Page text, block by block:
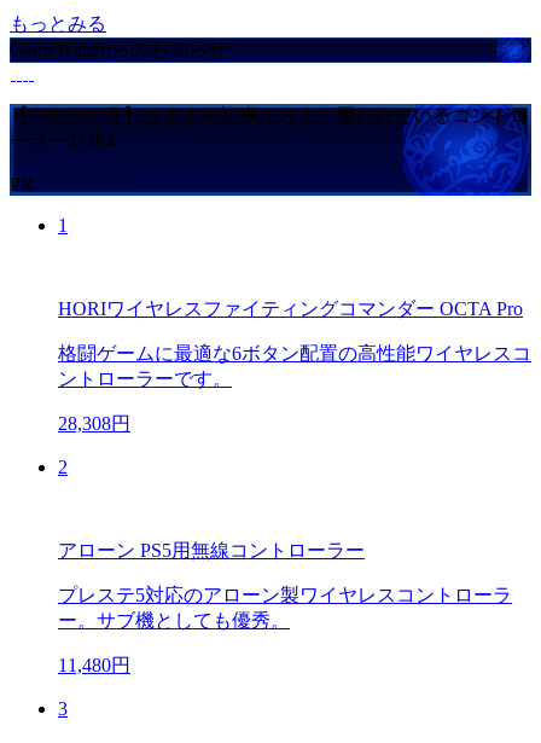
もっとみる
GameWithからのお知らせ
【Amazon7月】おすすめ記事からよく買われているコントロ
ーラーTOP4
PR
1
HORIワイヤレスファイティングコマンダー OCTA Pro
格闘ゲームに最適な6ボタン配置の高性能ワイヤレスコ
ントローラーです。
28,308円
2
アローン PS5用無線コントローラー
プレステ5対応のアローン製ワイヤレスコントローラ
ー。サブ機としても優秀。
11,480円
3